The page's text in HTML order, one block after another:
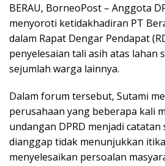
BERAU, BorneoPost – Anggota
menyoroti ketidakhadiran PT
dalam Rapat Dengar Pendapat
penyelesaian tali asih atas lahan
sejumlah warga lainnya.
Dalam forum tersebut, Sutami
perusahaan yang beberapa kali
undangan DPRD menjadi
dianggap tidak menunjukkan
menyelesaikan persoalan